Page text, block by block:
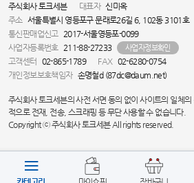
주식회사 토크세븐 대표자 신미옥
주소 서울특별시 영등포구 문래로26길 6, 102동 3101호
통신판매업신고 2017-서울영등포-0099
사업자등록번호 211-88-27233 사업자정보확인
고객센터 02-865-1789 FAX 02-6280-0754
개인정보보호책임자 손명철d (87dc@daum.net)
주식회사 토크세븐의 사전 서면 동의 없이 사이트의 일체
적으로 전재, 전송, 스크래핑 등 무단 사용할 수 없습니다.
Copyright ⓒ 주식회사 토크세븐 All rights reserved.